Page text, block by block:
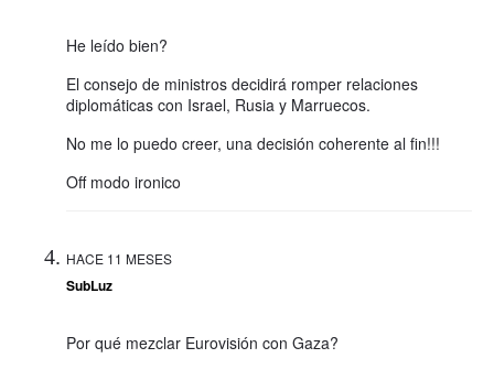
He leído bien?
El consejo de ministros decidirá romper relaciones
diplomáticas con Israel, Rusia y Marruecos.
No me lo puedo creer, una decisión coherente al fin!!!
Off modo ironico
HACE 11 MESES
SubLuz
Por qué mezclar Eurovisión con Gaza?